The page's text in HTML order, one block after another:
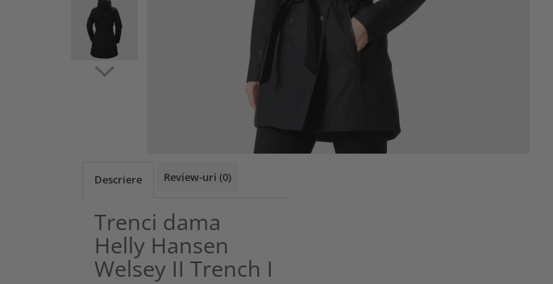
Descriere Review-uri (0)
Trenci dama
Helly Hansen
Welsey II Trench I